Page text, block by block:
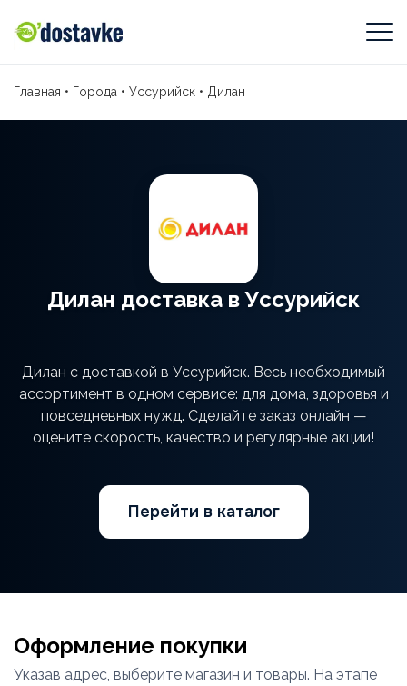
Главная • Города • Уссурийск • Дилан
Дилан доставка в Уссурийск
Дилан с доставкой в Уссурийск. Весь необходимый
ассортимент в одном сервисе: для дома, здоровья и
повседневных нужд. Сделайте заказ онлайн —
оцените скорость, качество и регулярные акции!
Перейти в каталог
Оформление покупки
Указав адрес, выберите магазин и товары. На этапе